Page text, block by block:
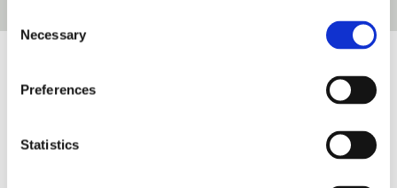
Selection
Necessary
Preferences
Statistics